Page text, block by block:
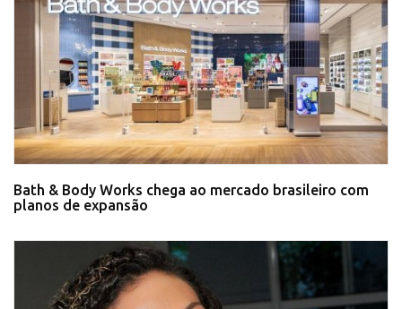
Bath & Body Works chega ao mercado brasileiro com
planos de expansão